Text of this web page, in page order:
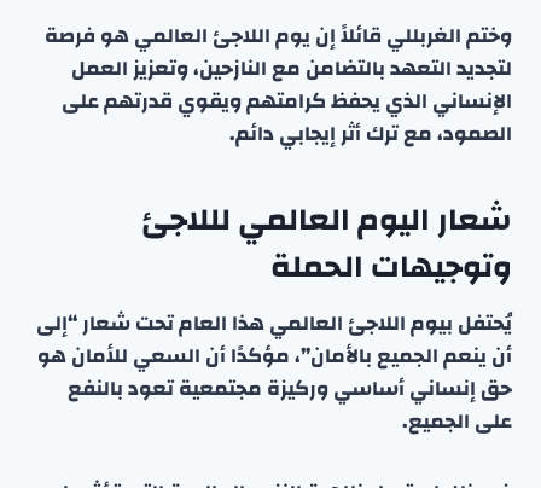
وختم الغربللي قائلاً إن يوم اللاجئ العالمي هو فرصة
لتجديد التعهد بالتضامن مع النازحين، وتعزيز العمل
الإنساني الذي يحفظ كرامتهم ويقوي قدرتهم على
الصمود، مع ترك أثر إيجابي دائم.
شعار اليوم العالمي لللاجئ
وتوجيهات الحملة
يُحتفل بيوم اللاجئ العالمي هذا العام تحت شعار “إلى
أن ينعم الجميع بالأمان”، مؤكدًا أن السعي للأمان هو
حق إنساني أساسي وركيزة مجتمعية تعود بالنفع
على الجميع.